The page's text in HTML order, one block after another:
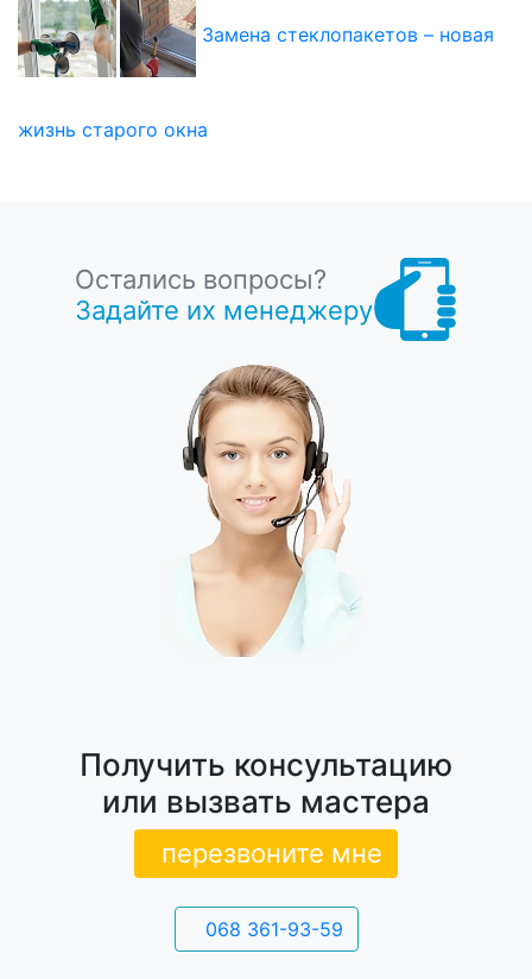
Замена стеклопакетов – новая
жизнь старого окна
Остались вопросы?
Задайте их менеджеру
Получить консультацию
или вызвать мастера
перезвоните мне
068 361-93-59